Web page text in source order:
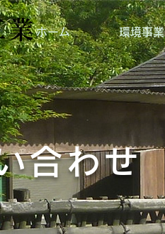
業ホーム 環境事業
合わせ